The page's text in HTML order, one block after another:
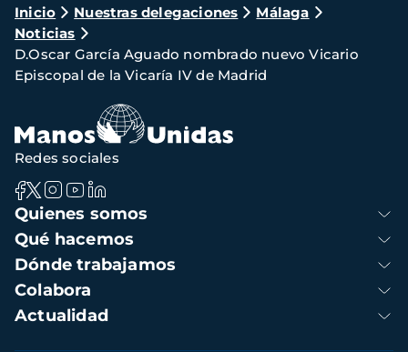
Ruta
de
navegación
Inicio Nuestras delegaciones
Málaga
Noticias
D.Oscar García Aguado nombrado nuevo Vicario
Episcopal de la Vicaría IV de Madrid
Navegación
principal
Quienes somos
Qué hacemos
Dónde trabajamos
Colabora
Actualidad
Redes sociales